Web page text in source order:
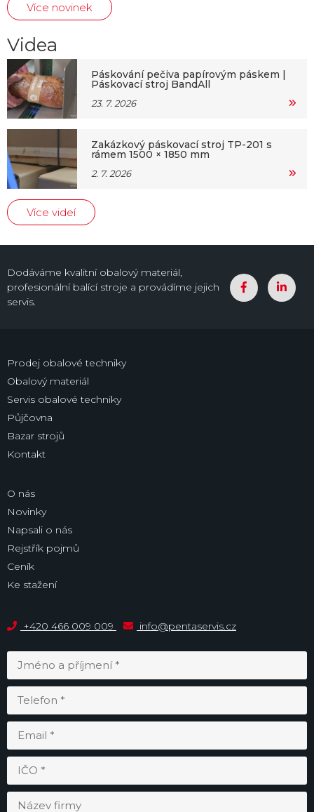
Více novinek
Videa
Páskování pečiva papírovým páskem |
Páskovací stroj BandAll
23. 7. 2026
Zakázkový páskovací stroj TP-201 s
rámem 1500 × 1850 mm
2. 7. 2026
Více videí
Dodáváme kvalitní obalový materiál,
profesionální balící stroje a provádíme jejich
servis.
Prodej obalové techniky
Obalový materiál
Servis obalové techniky
Půjčovna
Bazar strojů
Kontakt
O nás
Novinky
Napsali o nás
Rejstřík pojmů
Ceník
Ke stažení
+420 466 009 009 info@pentaservis.cz